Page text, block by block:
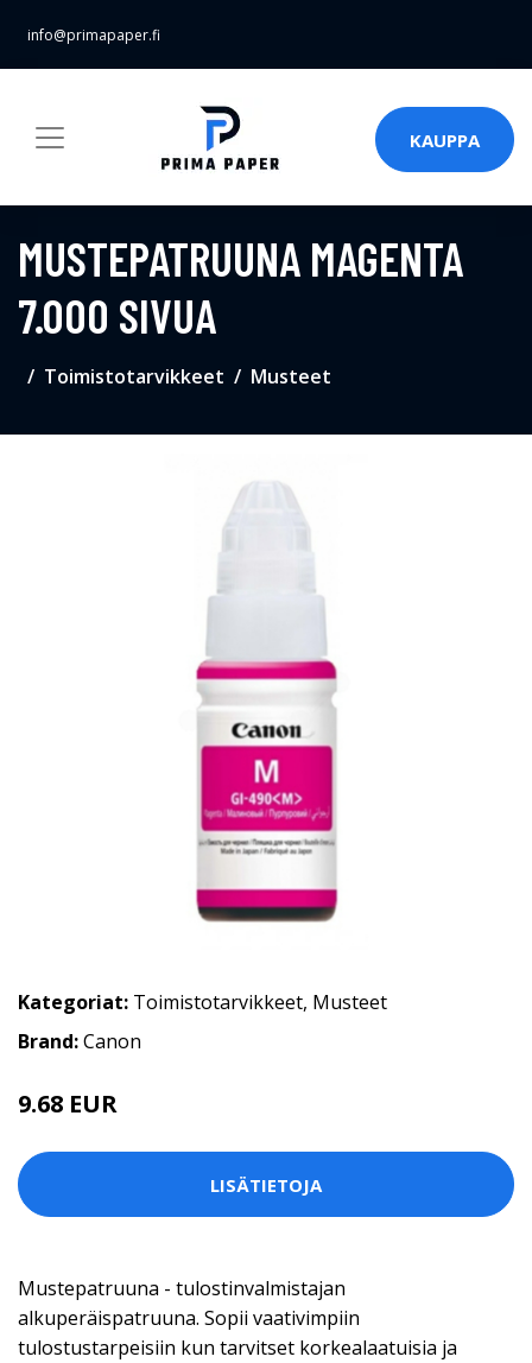
info@primapaper.fi
KAUPPA
MUSTEPATRUUNA MAGENTA
7.000 SIVUA
Toimistotarvikkeet Musteet
Kategoriat: Toimistotarvikkeet, Musteet
Brand:Canon
9.68 EUR
LISÄTIETOJA
Mustepatruuna - tulostinvalmistajan
alkuperäispatruuna. Sopii vaativimpiin
tulostustarpeisiin kun tarvitset korkealaatuisia ja